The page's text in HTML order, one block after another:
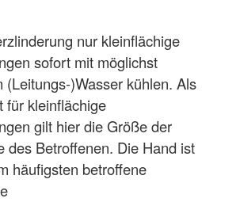
nur kleinflächige
sofort mit möglichst
(Leitungs-)Wasser kühlen. Als
für kleinflächige
gilt hier die Größe der
des Betroffenen. Die Hand ist
häufigsten betroffene